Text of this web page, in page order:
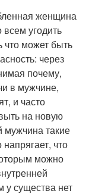
женщина
угодить
что может быть
через
почему,
в мужчине,
и часто
на новую
мужчина такие
что
можно
у существа нет